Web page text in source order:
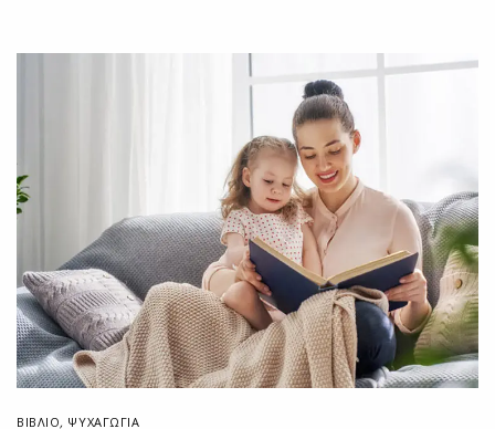
ΒΙΒΛΊΟ, ΨΥΧΑΓΩΓΙΑ